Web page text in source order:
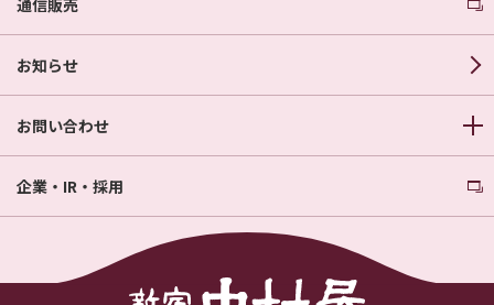
お知らせ
お問い合わせ
企業・IR・採用